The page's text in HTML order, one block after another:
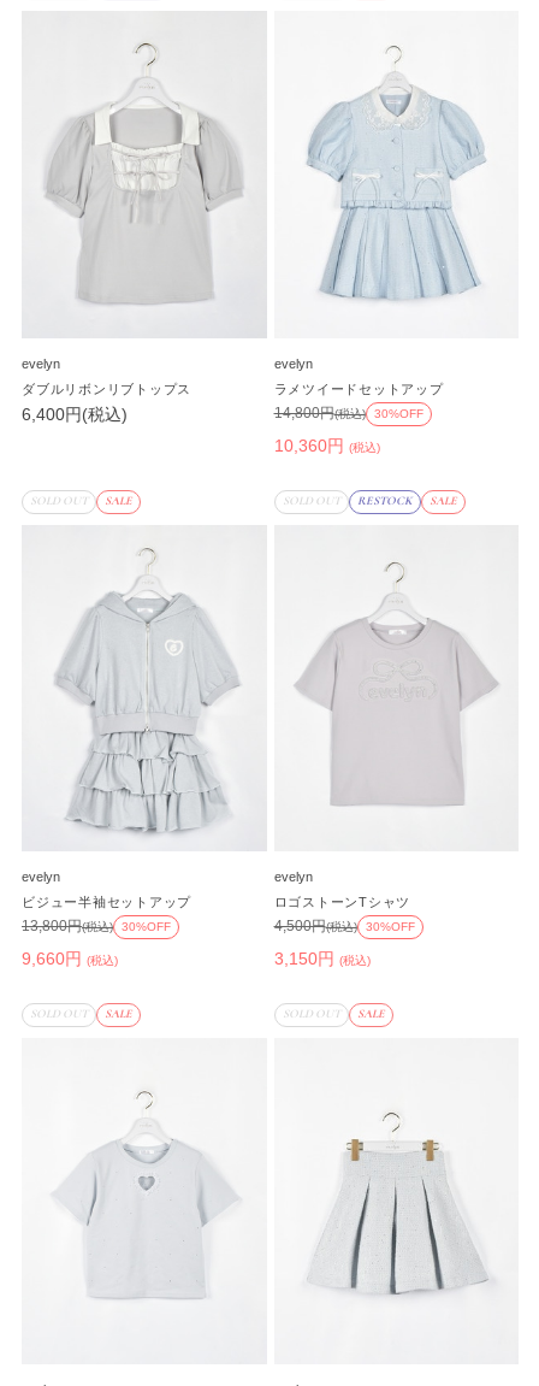
evelyn
ダブルリボンリブトップス
6,400円(税込)
evelyn
ラメツイードセットアップ
10,360円 (税込)
14,800円(税込) 30%OFF
SOLD OUT SALE
evelyn
ビジュー半袖セットアップ
9,660円 (税込)
13,800円(税込) 30%OFF
SOLD OUT RESTOCK SALE
evelyn
ロゴストーンTシャツ
3,150円 (税込)
4,500円(税込) 30%OFF
SOLD OUT SALE SOLD OUT SALE